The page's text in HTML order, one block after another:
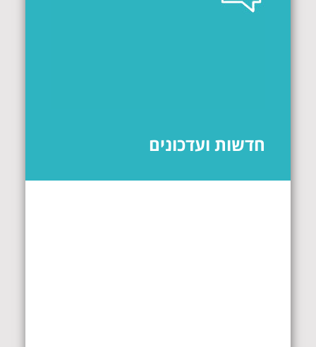
חדשות ועדכונים